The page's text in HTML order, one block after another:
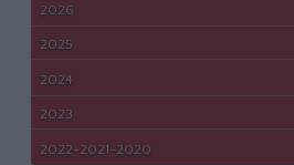
2026
2025
2024
2023
2022-2021-2020